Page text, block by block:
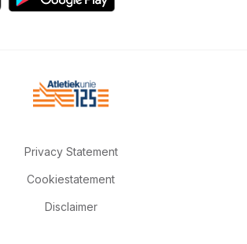
Privacy Statement
Cookiestatement
Disclaimer